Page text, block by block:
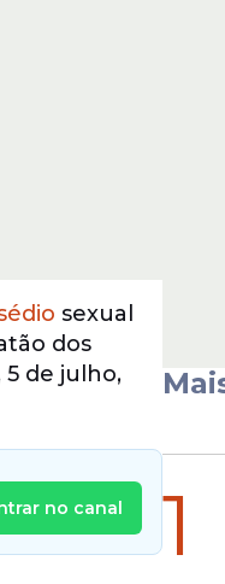
sexual
dos
de julho,
no canal 1